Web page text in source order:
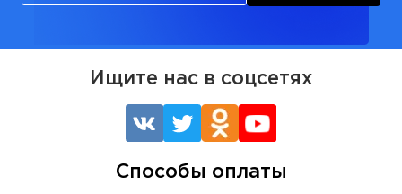
Ищите нас в соцсетях
Способы оплаты